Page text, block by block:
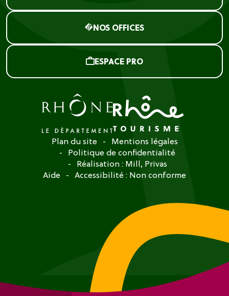
NOS OFFICES
ESPACE PRO
Plan du site
Mentions légales
Politique de confidentialité
Réalisation : Mill, Privas
Aide
Accessibilité : Non conforme